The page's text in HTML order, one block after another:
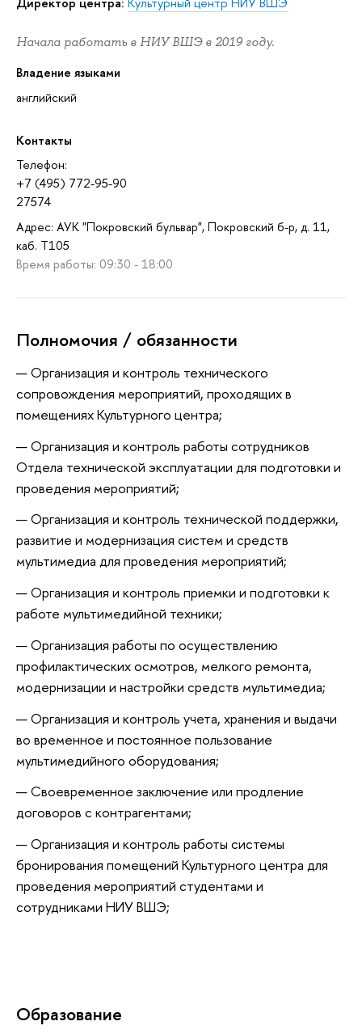
Начала работать в НИУ ВШЭ в 2019 году.
Владение языками
английский
Контакты
Телефон:
+7 (495) 772-95-90
27574
Адрес: АУК "Покровский бульвар", Покровский б-р, д. 11,
каб. T105
Время работы: 09:30 - 18:00
Полномочия / обязанности
Организация и контроль технического
сопровождения мероприятий, проходящих в
помещениях Культурного центра;
Организация и контроль работы сотрудников
Отдела технической эксплуатации для подготовки и
проведения мероприятий;
Организация и контроль технической поддержки,
развитие и модернизация систем и средств
мультимедиа для проведения мероприятий;
Организация и контроль приемки и подготовки к
работе мультимедийной техники;
Организация работы по осуществлению
профилактических осмотров, мелкого ремонта,
модернизации и настройки средств мультимедиа;
Организация и контроль учета, хранения и выдачи
во временное и постоянное пользование
мультимедийного оборудования;
Своевременное заключение или продление
договоров с контрагентами;
Организация и контроль работы системы
бронирования помещений Культурного центра для
проведения мероприятий студентами и
сотрудниками НИУ ВШЭ;
Oбразование